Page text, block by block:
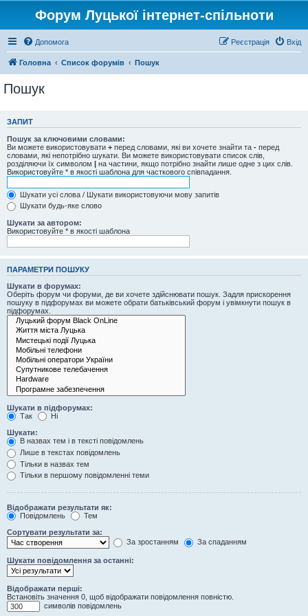
Форум Луцької інтернет-спільноти
Допомога Вхід
Реєстрація
Головна Список форумів Пошук
Пошук
ЗАПИТ
Пошук за ключовими словами:
Ви можете використовувати + перед словами, які ви хочете знайти та - перед
словами, які непотрібно шукати. Ви можете використовувати список слів,
розділяючи їх символом | на частини, якщо потрібно знайти лише одне з цих слів.
Використовуйте * в якості шаблона для часткового співпадання.
Шукати усі слова / Шукати використовуючи мову запитів
Шукати будь-яке слово
Шукати за автором:
Використовуйте * в якості шаблона
ПАРАМЕТРИ ПОШУКУ
Шукати в форумах:
Оберіть форум чи форуми, де ви хочете здійснювати пошук. Задля прискорення
пошуку в підфорумах ви можете обрати батьківський форум і увімкнути пошук в
підфорумах.
Шукати в підфорумах:
Так
Ні
Шукати:
В назвах тем і в тексті повідомлень
Лише в текстах повідомлень
Тільки в назвах тем
Тільки в першому повідомленні теми
Відображати результати як:
Повідомлень
Тем
Сортувати результати за:
За зростанням
За спаданням
Шукати повідомлення за останні:
Відображати перші:
Встановіть значення 0, щоб відображати повідомлення повністю.
символів повідомлень